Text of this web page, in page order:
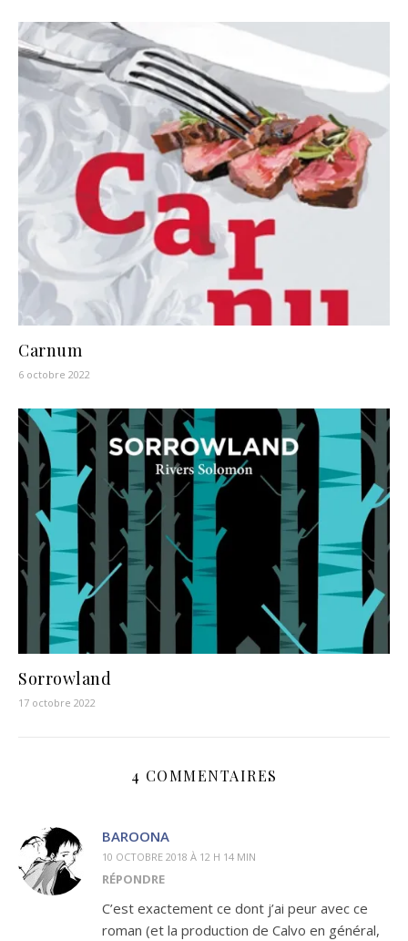
Carnum
6 octobre 2022
Sorrowland
17 octobre 2022
4 COMMENTAIRES
BAROONA
10 OCTOBRE 2018 À 12 H 14 MIN
RÉPONDRE
C’est exactement ce dont j’ai peur avec ce
roman (et la production de Calvo en général,